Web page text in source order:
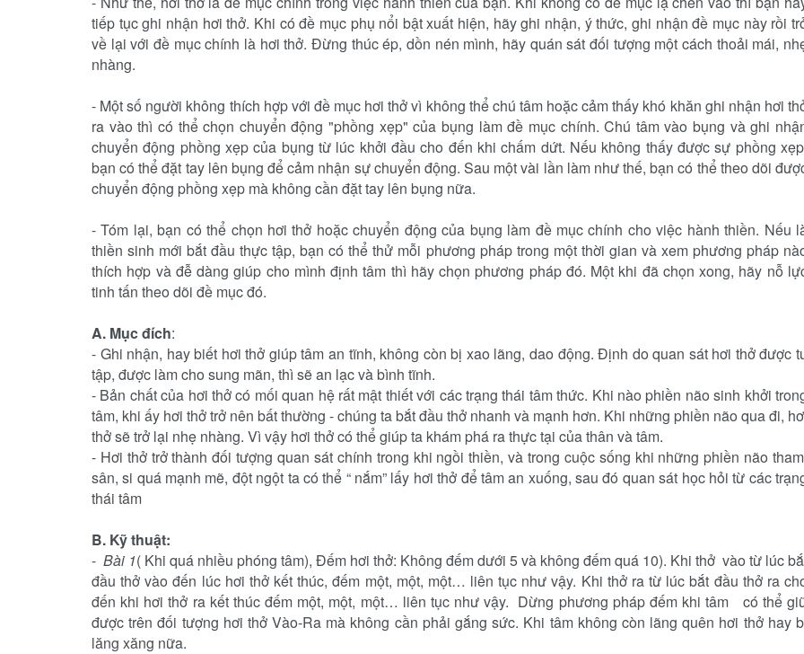
tiếp tục ghi nhận hơi thở. Khi có đề mục phụ nổi bật xuất hiện, hãy ghi nhận, ý thức, ghi nhận đề mục này rồi
về lại với đề mục chính là hơi thở. Ðừng thúc ép, dồn nén mình, hãy quán sát đối tượng một cách thoải mái,
nhàng.
- Một số người không thích hợp với đề mục hơi thở vì không thể chú tâm hoặc cảm thấy khó khăn ghi nhận hơi
ra vào thì có thể chọn chuyển động "phồng xẹp" của bụng làm đề mục chính. Chú tâm vào bụng và ghi
chuyển động phồng xẹp của bụng từ lúc khởi đầu cho đến khi chấm dứt. Nếu không thấy được sự phồng
bạn có thể đặt tay lên bụng để cảm nhận sự chuyển động. Sau một vài lần làm như thế, bạn có thể theo dõi
chuyển động phồng xẹp mà không cần đặt tay lên bụng nữa.
- Tóm lại, bạn có thể chọn hơi thở hoặc chuyển động của bụng làm đề mục chính cho việc hành thiền. Nếu
thiền sinh mới bắt đầu thực tập, bạn có thể thử mỗi phương pháp trong một thời gian và xem phương pháp
thích hợp và đễ dàng giúp cho mình định tâm thì hãy chọn phương pháp đó. Một khi đã chọn xong, hãy nỗ
tinh tấn theo dõi đề mục đó.
A. Mục đích:
- Ghi nhận, hay biết hơi thở giúp tâm an tĩnh, không còn bị xao lãng, dao động. Định do quan sát hơi thở được
tập, được làm cho sung mãn, thì sẽ an lạc và bình tĩnh.
- Bản chất của hơi thở có mối quan hệ rất mật thiết với các trạng thái tâm thức. Khi nào phiền não sinh khởi
tâm, khi ấy hơi thở trở nên bất thường - chúng ta bắt đầu thở nhanh và mạnh hơn. Khi những phiền não qua đi,
thở sẽ trở lại nhẹ nhàng. Vì vậy hơi thở có thể giúp ta khám phá ra thực tại của thân và tâm.
- Hơi thở trở thành đối tượng quan sát chính trong khi ngồi thiền, và trong cuộc sống khi những phiền não
sân, si quá mạnh mẽ, đột ngột ta có thể “ nắm” lấy hơi thở để tâm an xuống, sau đó quan sát học hỏi từ các
thái tâm
B. Kỹ thuật:
- Bài 1( Khi quá nhiều phóng tâm), Đếm hơi thở: Không đếm dưới 5 và không đếm quá 10). Khi thở vào từ lúc
đầu thở vào đến lúc hơi thở kết thúc, đếm một, một, một… liên tục như vậy. Khi thở ra từ lúc bắt đầu thở ra
đến khi hơi thở ra kết thúc đếm một, một, một… liên tục như vậy. Dừng phương pháp đếm khi tâm có thể
được trên đối tượng hơi thở Vào-Ra mà không cần phải gắng sức. Khi tâm không còn lãng quên hơi thở hay
lăng xăng nữa.